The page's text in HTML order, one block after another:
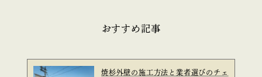
おすすめ記事
焼杉外壁の施工方法と業者選びのチェ